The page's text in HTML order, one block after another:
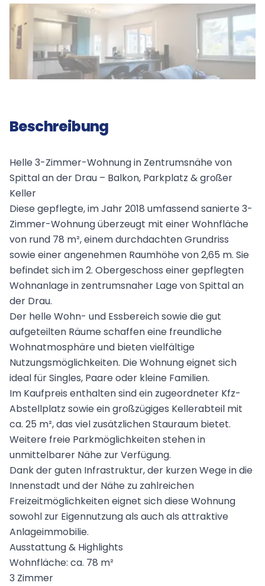
Beschreibung
Helle 3-Zimmer-Wohnung in Zentrumsnähe von
Spittal an der Drau – Balkon, Parkplatz & großer
Keller
Diese gepflegte, im Jahr 2018 umfassend sanierte 3-
Zimmer-Wohnung überzeugt mit einer Wohnfläche
von rund 78 m², einem durchdachten Grundriss
sowie einer angenehmen Raumhöhe von 2,65 m. Sie
befindet sich im 2. Obergeschoss einer gepflegten
Wohnanlage in zentrumsnaher Lage von Spittal an
der Drau.
Der helle Wohn- und Essbereich sowie die gut
aufgeteilten Räume schaffen eine freundliche
Wohnatmosphäre und bieten vielfältige
Nutzungsmöglichkeiten. Die Wohnung eignet sich
ideal für Singles, Paare oder kleine Familien.
Im Kaufpreis enthalten sind ein zugeordneter Kfz-
Abstellplatz sowie ein großzügiges Kellerabteil mit
ca. 25 m², das viel zusätzlichen Stauraum bietet.
Weitere freie Parkmöglichkeiten stehen in
unmittelbarer Nähe zur Verfügung.
Dank der guten Infrastruktur, der kurzen Wege in die
Innenstadt und der Nähe zu zahlreichen
Freizeitmöglichkeiten eignet sich diese Wohnung
sowohl zur Eigennutzung als auch als attraktive
Anlageimmobilie.
Ausstattung & Highlights
Wohnfläche: ca. 78 m²
3 Zimmer